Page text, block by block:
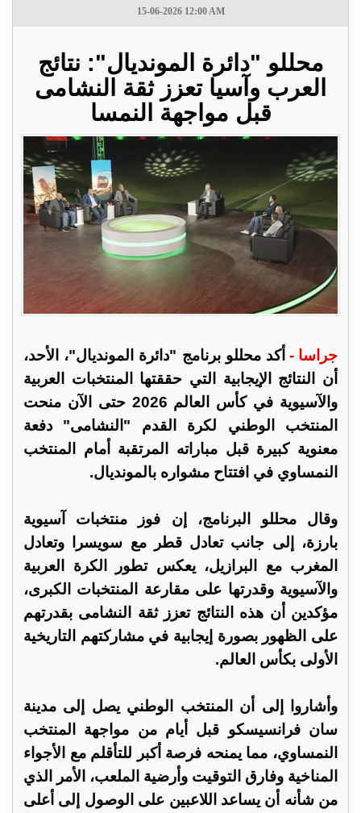
15-06-2026 12:00 AM
محللو "دائرة المونديال": نتائج
العرب وآسيا تعزز ثقة النشامى
قبل مواجهة النمسا
جراسا - أكد محللو برنامج "دائرة المونديال"، الأحد،
أن النتائج الإيجابية التي حققتها المنتخبات العربية
والآسيوية في كأس العالم 2026 حتى الآن منحت
المنتخب الوطني لكرة القدم "النشامى" دفعة
معنوية كبيرة قبل مباراته المرتقبة أمام المنتخب
النمساوي في افتتاح مشواره بالمونديال.
وقال محللو البرنامج، إن فوز منتخبات آسيوية
بارزة، إلى جانب تعادل قطر مع سويسرا وتعادل
المغرب مع البرازيل، يعكس تطور الكرة العربية
والآسيوية وقدرتها على مقارعة المنتخبات الكبرى،
مؤكدين أن هذه النتائج تعزز ثقة النشامى بقدرتهم
على الظهور بصورة إيجابية في مشاركتهم التاريخية
الأولى بكأس العالم.
وأشاروا إلى أن المنتخب الوطني يصل إلى مدينة
سان فرانسيسكو قبل أيام من مواجهة المنتخب
النمساوي، مما يمنحه فرصة أكبر للتأقلم مع الأجواء
المناخية وفارق التوقيت وأرضية الملعب، الأمر الذي
من شأنه أن يساعد اللاعبين على الوصول إلى أعلى